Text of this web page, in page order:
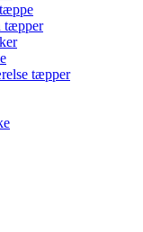
tæpper
tæpper